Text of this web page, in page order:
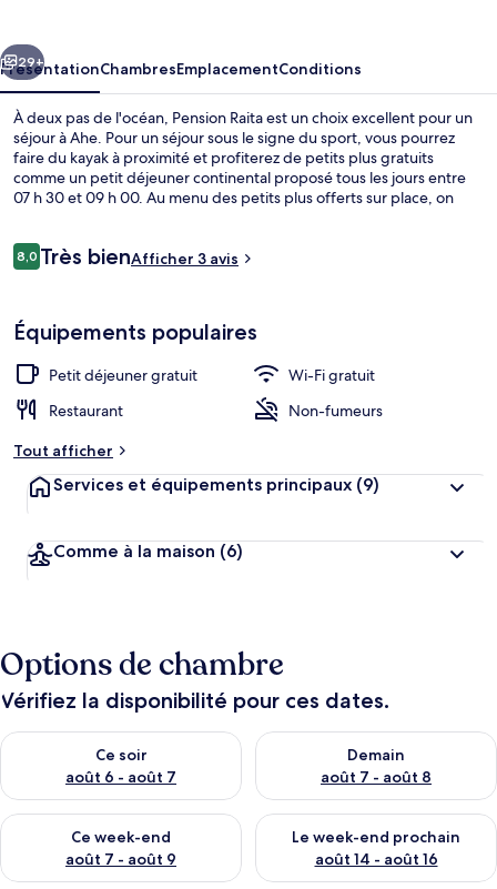
Suivant
29+
PrésentationChambresEmplacementConditions
À deux pas de l'océan, Pension Raita est un choix excellent pour un
séjour à Ahe. Pour un séjour sous le signe du sport, vous pourrez
faire du kayak à proximité et profiterez de petits plus gratuits
comme un petit déjeuner continental proposé tous les jours entre
07 h 30 et 09 h 00. Au menu des petits plus offerts sur place, on
Avis
voyageurs
8,08,0 sur 10
Très bienAfficher 3 avis
Équipements populaires
Petit déjeuner gratuit
Wi-Fi gratuit
Restaurant
Non-fumeurs
Tout afficher
Services et équipements principaux (9)
Comme à la maison (6)
Options de chambre
Vérifiez la disponibilité pour ces dates.
Ce soir
août 6 - août 7
Vérifier la disponibilité pour ce soir août 6 - août 7
Demain
août 7 - août 8
Vérifier la disponibilité pour
Ce week-end
août 7 - août 9
Vérifier la disponibilité pour ce week-end août 7 - août 9
Le week-end prochain
août 14 - août 16
Vérifier la disponibilité pour